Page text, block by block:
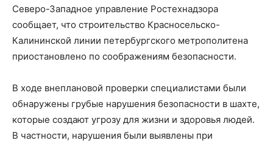
Северо-Западное управление Ростехнадзора
сообщает, что строительство Красносельско-
Калининской линии петербургского метрополитена
приостановлено по соображениям безопасности.
В ходе внеплановой проверки специалистами были
обнаружены грубые нарушения безопасности в шахте,
которые создают угрозу для жизни и здоровья людей.
В частности, нарушения были выявлены при